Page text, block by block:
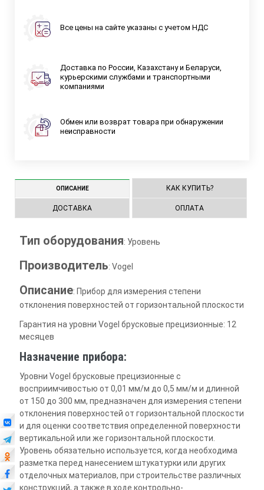
Все цены на сайте указаны с учетом НДС
Доставка по России, Казахстану и Беларуси,
курьерскими службами и транспортными
компаниями
Обмен или возврат товара при обнаружении
неисправности
ОПИСАНИЕ КАК КУПИТЬ?
ДОСТАВКА ОПЛАТА
Тип оборудования: Уровень
Производитель: Vogel
Описание: Прибор для измерения степени
отклонения поверхностей от горизонтальной плоскости
Гарантия на уровни Vogel брусковые прецизионные: 12
месяцев
Назначение прибора:
Уровни Vogel брусковые прецизионные с
восприимчивостью от 0,01 мм/м до 0,5 мм/м и длинной
от 150 до 300 мм, предназначен для измерения степени
отклонения поверхностей от горизонтальной плоскости
и для оценки соответствия определенной поверхности
вертикальной или же горизонтальной плоскости.
Уровень обязательно используется, когда необходима
разметка перед нанесением штукатурки или других
отделочных материалов, при строительстве различных
конструкций, а также в ходе контрольно-